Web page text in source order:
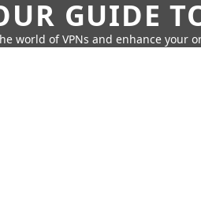
GUIDE
world of VPNs and enhance your